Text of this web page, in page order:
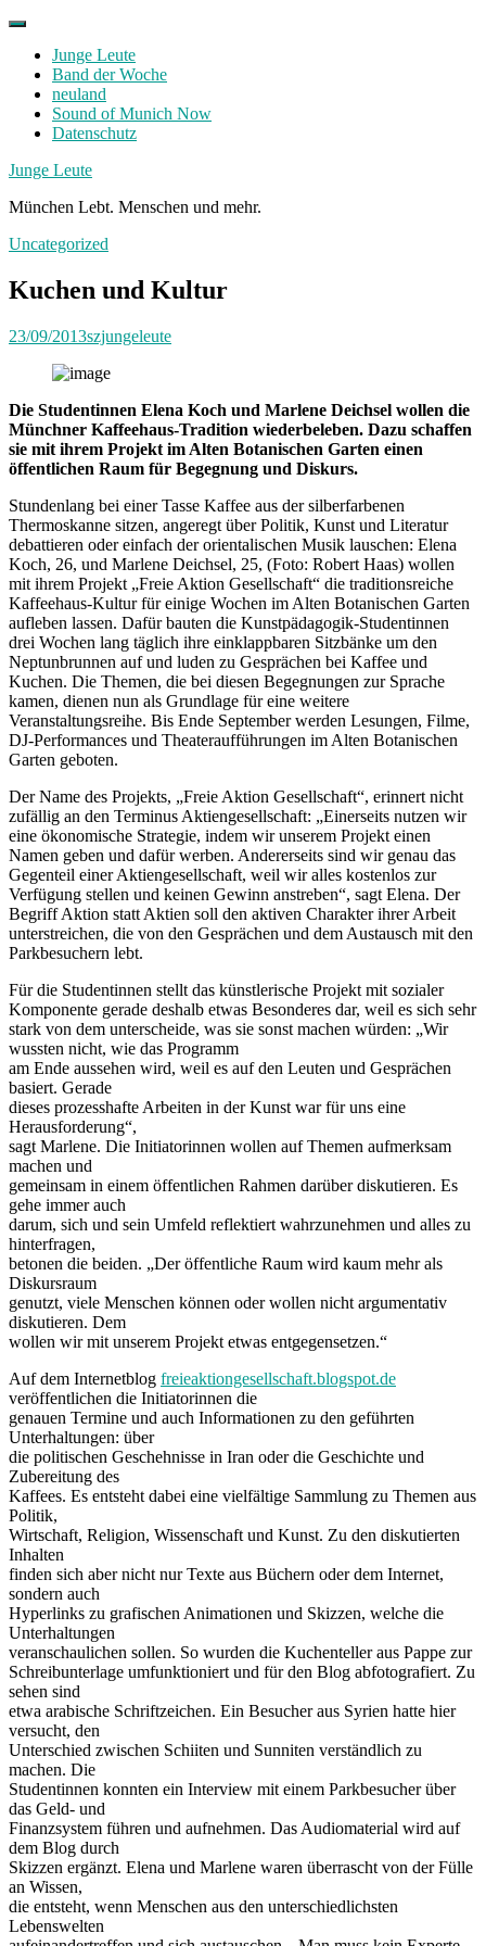
Skip
contentJunge Leute
Band der Woche
neuland
Sound of Munich Now
Datenschutz
Facebook
Twitter
Instagram
Junge Leute
München Lebt. Menschen und mehr.
Uncategorized
Kuchen und Kultur
23/09/2013szjungeleute
Die Studentinnen Elena Koch und Marlene Deichsel wollen die
Münchner Kaffeehaus-Tradition wiederbeleben. Dazu schaffen
sie mit ihrem Projekt im Alten Botanischen Garten einen
öffentlichen Raum für Begegnung und Diskurs.
Stundenlang bei einer Tasse Kaffee aus der silberfarbenen
Thermoskanne sitzen, angeregt über Politik, Kunst und Literatur
debattieren oder einfach der orientalischen Musik lauschen: Elena
Koch, 26, und Marlene Deichsel, 25, (Foto: Robert Haas) wollen
mit ihrem Projekt „Freie Aktion Gesellschaft“ die traditionsreiche
Kaffeehaus-Kultur für einige Wochen im Alten Botanischen Garten
aufleben lassen. Dafür bauten die Kunstpädagogik-Studentinnen
drei Wochen lang täglich ihre einklappbaren Sitzbänke um den
Neptunbrunnen auf und luden zu Gesprächen bei Kaffee und
Kuchen. Die Themen, die bei diesen Begegnungen zur Sprache
kamen, dienen nun als Grundlage für eine weitere
Veranstaltungsreihe. Bis Ende September werden Lesungen, Filme,
DJ-Performances und Theateraufführungen im Alten Botanischen
Garten geboten.
Der Name des Projekts, „Freie Aktion Gesellschaft“, erinnert nicht
zufällig an den Terminus Aktiengesellschaft: „Einerseits nutzen wir
eine ökonomische Strategie, indem wir unserem Projekt einen
Namen geben und dafür werben. Andererseits sind wir genau das
Gegenteil einer Aktiengesellschaft, weil wir alles kostenlos zur
Verfügung stellen und keinen Gewinn anstreben“, sagt Elena. Der
Begriff Aktion statt Aktien soll den aktiven Charakter ihrer Arbeit
unterstreichen, die von den Gesprächen und dem Austausch mit den
Parkbesuchern lebt.
Für die Studentinnen stellt das künstlerische Projekt mit sozialer
Komponente gerade deshalb etwas Besonderes dar, weil es sich sehr
stark von dem unterscheide, was sie sonst machen würden: „Wir
wussten nicht, wie das Programm
am Ende aussehen wird, weil es auf den Leuten und Gesprächen
basiert. Gerade
dieses prozesshafte Arbeiten in der Kunst war für uns eine
Herausforderung“,
sagt Marlene. Die Initiatorinnen wollen auf Themen aufmerksam
machen und
gemeinsam in einem öffentlichen Rahmen darüber diskutieren. Es
gehe immer auch
darum, sich und sein Umfeld reflektiert wahrzunehmen und alles zu
hinterfragen,
betonen die beiden. „Der öffentliche Raum wird kaum mehr als
Diskursraum
genutzt, viele Menschen können oder wollen nicht argumentativ
diskutieren. Dem
wollen wir mit unserem Projekt etwas entgegensetzen.“
Auf dem Internetblog freieaktiongesellschaft.blogspot.de
veröffentlichen die Initiatorinnen die
genauen Termine und auch Informationen zu den geführten
Unterhaltungen: über
die politischen Geschehnisse in Iran oder die Geschichte und
Zubereitung des
Kaffees. Es entsteht dabei eine vielfältige Sammlung zu Themen aus
Politik,
Wirtschaft, Religion, Wissenschaft und Kunst. Zu den diskutierten
Inhalten
finden sich aber nicht nur Texte aus Büchern oder dem Internet,
sondern auch
Hyperlinks zu grafischen Animationen und Skizzen, welche die
Unterhaltungen
veranschaulichen sollen. So wurden die Kuchenteller aus Pappe zur
Schreibunterlage umfunktioniert und für den Blog abfotografiert. Zu
sehen sind
etwa arabische Schriftzeichen. Ein Besucher aus Syrien hatte hier
versucht, den
Unterschied zwischen Schiiten und Sunniten verständlich zu
machen. Die
Studentinnen konnten ein Interview mit einem Parkbesucher über
das Geld- und
Finanzsystem führen und aufnehmen. Das Audiomaterial wird auf
dem Blog durch
Skizzen ergänzt. Elena und Marlene waren überrascht von der Fülle
an Wissen,
die entsteht, wenn Menschen aus den unterschiedlichsten
Lebenswelten